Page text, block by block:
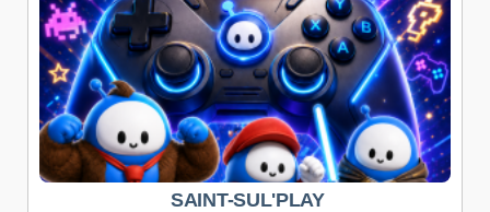
SAINT-SUL'PLAY